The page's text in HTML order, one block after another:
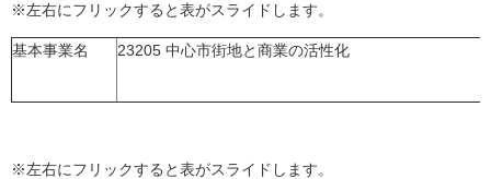
※左右にフリックすると表がスライドします。
基本事業名 23205 中心市街地と商業の活性化
※左右にフリックすると表がスライドします。